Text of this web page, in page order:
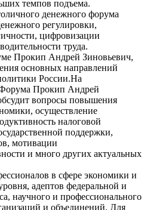
темпов подъема.
денежного форума
регулировки,
цифровизации
труда.
Прокип Андрей Зиновьевич,
основных направлений
России.На
Прокип Андрей
вопросы повышения
осуществление
налоговой
поддержки,
мотивации
и много других актуальных
в сфере экономики и
адептов федеральной и
научного и профессионального
и объединений. Для